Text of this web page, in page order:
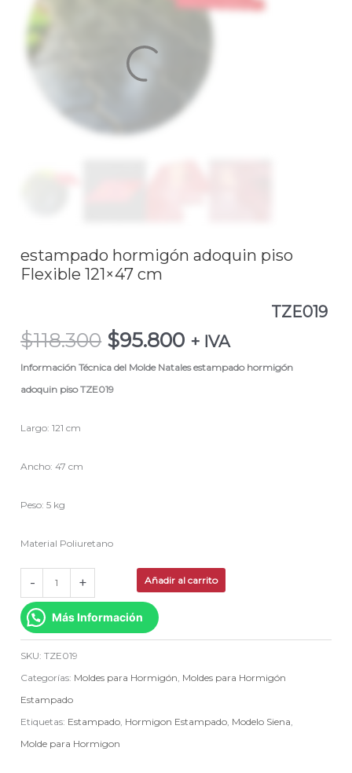
estampado hormigón adoquin piso
Flexible 121×47 cm
TZE019
$118.300
$118.300.
$95.800
$95.800.
+ IVA
Información Técnica del Molde Natales estampado hormigón
adoquin piso TZE019
Largo: 121 cm
Ancho: 47 cm
Peso: 5 kg
Material Poliuretano
-
adoquin
piso
Flexible
121x47
TZE019
+ Añadir al carrito
Más Información
SKU:TZE019
Categorías: Moldes para Hormigón Moldes para Hormigón
Estampado
Etiquetas: Estampado Hormigon Estampado Modelo Siena
Molde para Hormigon